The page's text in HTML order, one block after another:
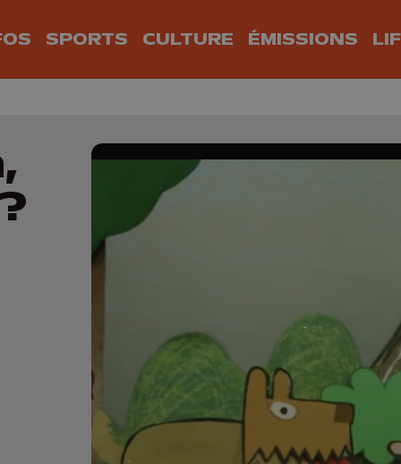
SPORTS CULTURE ÉMISSIONS